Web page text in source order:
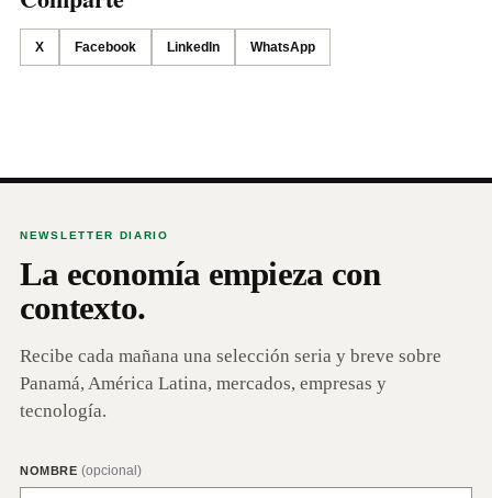
X Facebook LinkedIn WhatsApp
NEWSLETTER DIARIO
La economía empieza con
contexto.
Recibe cada mañana una selección seria y breve sobre
Panamá, América Latina, mercados, empresas y
tecnología.
NOMBRE (opcional)